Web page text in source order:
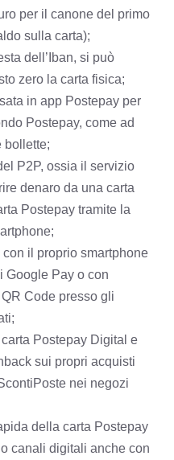
per il canone del primo
sulla carta);
dell’Iban, si può
zero la carta fisica;
in app Postepay per
Postepay, come ad
bollette;
P2P, ossia il servizio
denaro da una carta
Postepay tramite la
il proprio smartphone
Google Pay o con
Code presso gli
Postepay Digital e
sui propri acquisti
nei negozi
della carta Postepay
canali digitali anche con